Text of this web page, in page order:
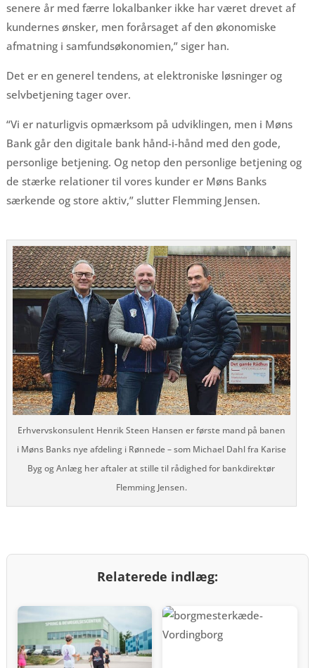
senere år med færre lokalbanker ikke har været drevet af
kundernes ønsker, men forårsaget af den økonomiske
afmatning i samfundsøkonomien,” siger han.
Det er en generel tendens, at elektroniske løsninger og
selvbetjening tager over.
“Vi er naturligvis opmærksom på udviklingen, men i Møns
Bank går den digitale bank hånd-i-hånd med den gode,
personlige betjening. Og netop den personlige betjening og
de stærke relationer til vores kunder er Møns Banks
særkende og store aktiv,” slutter Flemming Jensen.
Erhvervskonsulent Henrik Steen Hansen er første mand på banen
i Møns Banks nye afdeling i Rønnede – som Michael Dahl fra Karise
Byg og Anlæg her aftaler at stille til rådighed for bankdirektør
Flemming Jensen.
Relaterede indlæg: